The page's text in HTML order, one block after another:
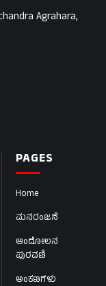
PAGES
Home
ಮನರಂಜನೆ
ಆಂದೋಲನ
ಪುರವಣಿ
ಅಂಕಣಗಳು
Agrahara,